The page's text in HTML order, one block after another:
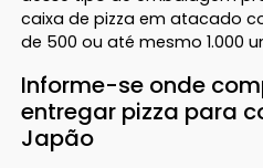
caixa de pizza em atacado
de 500 ou até mesmo 1.000
Informe-se onde
entregar pizza para
Japão